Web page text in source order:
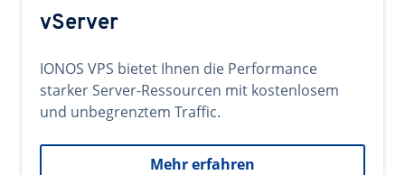
vServer
IONOS VPS bietet Ihnen die Performance
starker Server-Ressourcen mit kostenlosem
und unbegrenztem Traffic.
Mehr erfahren